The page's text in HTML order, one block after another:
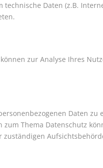
Daten (z.B.
zur Analyse Ihres
Daten zu
Thema Datenschutz
zuständigen